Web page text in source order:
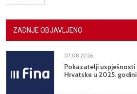
ZADNJE OBJAVLJENO
07.08.2026.
Pokazatelji
Hrvatske u 2025. godini